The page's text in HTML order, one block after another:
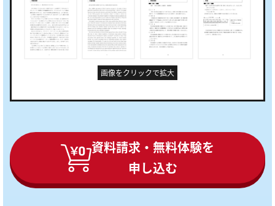
画像をクリックで拡大
資料請求・無料体験を
申し込む